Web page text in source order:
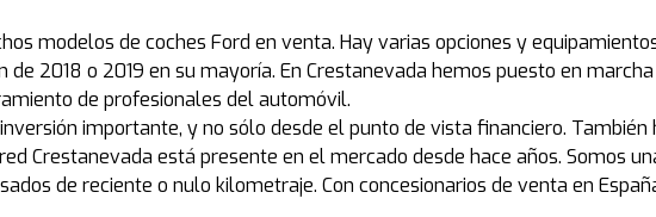
modelos de coches Ford en venta. Hay varias opciones y
2018 o 2019 en su mayoría. En Crestanevada hemos puesto en
de profesionales del automóvil.
importante, y no sólo desde el punto de vista financiero.
Crestanevada está presente en el mercado desde hace años. Somos
de reciente o nulo kilometraje. Con concesionarios de venta en